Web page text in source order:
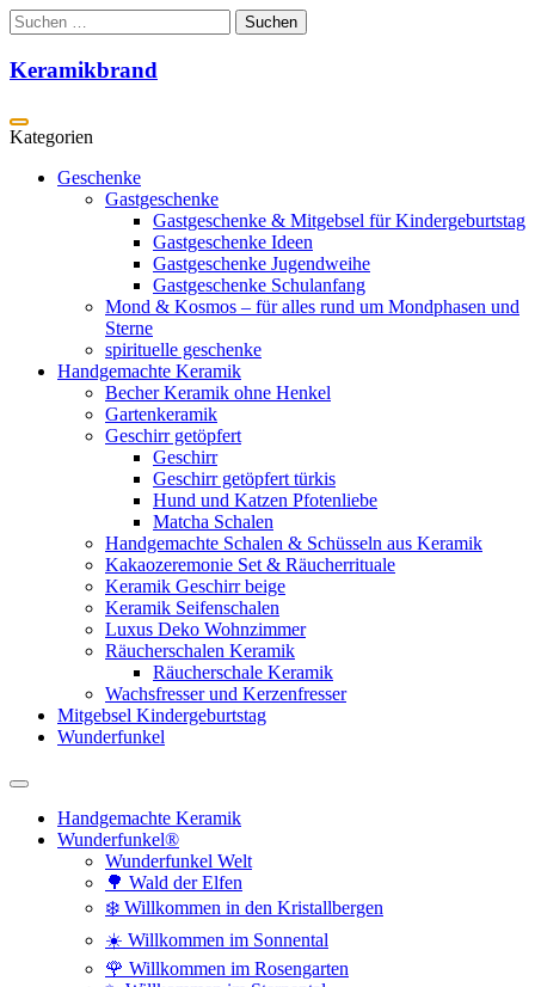
Zum
Inhalt
springen
Suchen
nach:
Keramikbrand
Geschenke
Gastgeschenke
Gastgeschenke & Mitgebsel für Kindergeburtstag
Gastgeschenke Ideen
Gastgeschenke Jugendweihe
Gastgeschenke Schulanfang
Mond & Kosmos – für alles rund um Mondphasen und
Sterne
spirituelle geschenke
Handgemachte Keramik
Becher Keramik ohne Henkel
Gartenkeramik
Geschirr getöpfert
Geschirr
Geschirr getöpfert türkis
Hund und Katzen Pfotenliebe
Matcha Schalen
Handgemachte Schalen & Schüsseln aus Keramik
Kakaozeremonie Set & Räucherrituale
Keramik Geschirr beige
Keramik Seifenschalen
Luxus Deko Wohnzimmer
Räucherschalen Keramik
Räucherschale Keramik
Wachsfresser und Kerzenfresser
Mitgebsel Kindergeburtstag
Wunderfunkel
Handgemachte Keramik
Wunderfunkel®
Wunderfunkel Welt
🌳 Wald der Elfen
❄️ Willkommen in den Kristallbergen
☀️ Willkommen im Sonnental
🌹 Willkommen im Rosengarten